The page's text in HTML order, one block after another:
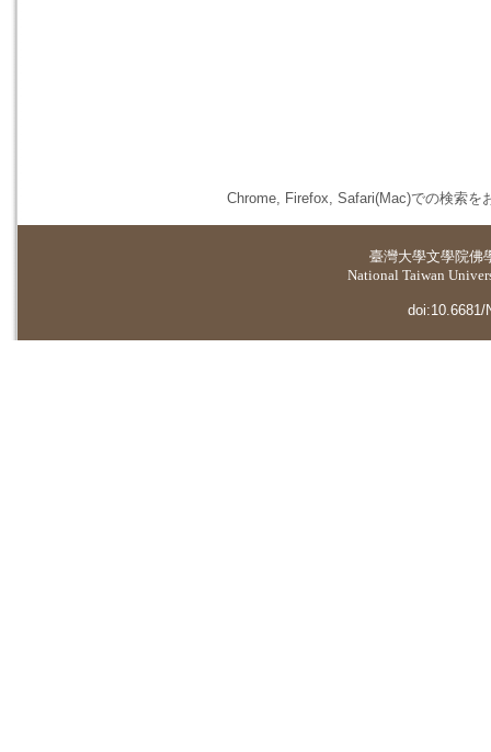
Chrome, Firefox, Safari(Mac)での検索を
臺灣大學文學院佛
National Taiwan
doi:10.6681/